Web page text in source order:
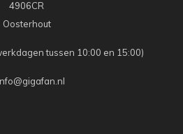
4906CR
Oosterhout
tussen 10:00 en 15:00)